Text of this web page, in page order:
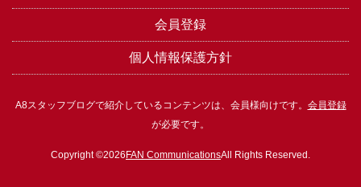
会員登録
個人情報保護方針
A8スタッフブログで紹介しているコンテンツは、会員様向けです。 会員登録
が必要です。
Copyright ©2026 FAN CommunicationsAll Rights Reserved.